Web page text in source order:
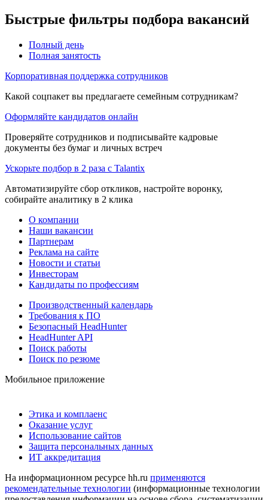
Быстрые фильтры подбора вакансий
Полный день
Полная занятость
Корпоративная поддержка сотрудников
Какой соцпакет вы предлагаете семейным сотрудникам?
Оформляйте кандидатов онлайн
Проверяйте сотрудников и подписывайте кадровые
документы без бумаг и личных встреч
Ускорьте подбор в 2 раза с Talantix
Автоматизируйте сбор откликов, настройте воронку,
собирайте аналитику в 2 клика
О компании
Наши вакансии
Партнерам
Реклама на сайте
Новости и статьи
Инвесторам
Кандидаты по профессиям
Производственный календарь
Требования к ПО
Безопасный HeadHunter
HeadHunter API
Поиск работы
Поиск по резюме
Мобильное приложение
Этика и комплаенс
Оказание услуг
Использование сайтов
Защита персональных данных
ИТ аккредитация
На информационном ресурсе hh.ru применяются
рекомендательные технологии (информационные технологии